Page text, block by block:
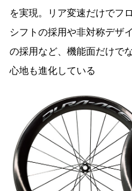
を実現。リア変速だけでフ
シフトの採用や非対称デザ
の採用など、機能面だけで
心地も進化している